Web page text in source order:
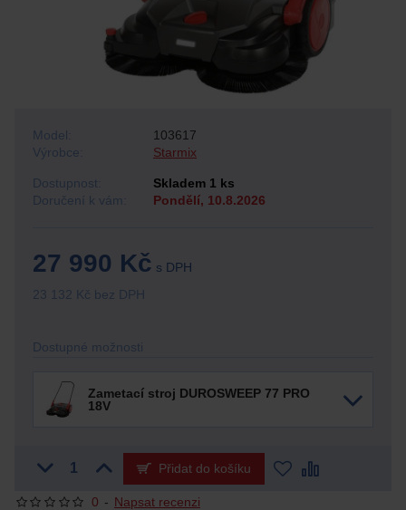
0 - Napsat recenzi
27 990 Kč s DPH
23 132 Kč bez DPH
Dostupnost:
Skladem 1 ks
Doručení k vám:
Pondělí, 10.8.2026
Výrobce: Starmix
Model: 103617
Dostupné možnosti
Zametací stroj DUROSWEEP 77 PRO
18V
Přidat do košíku